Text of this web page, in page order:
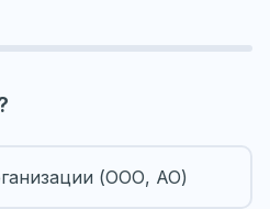
(ООО, АО)